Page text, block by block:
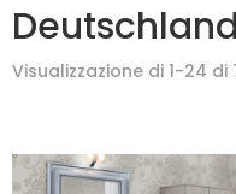
Deutschland
Visualizzazione di 1-24